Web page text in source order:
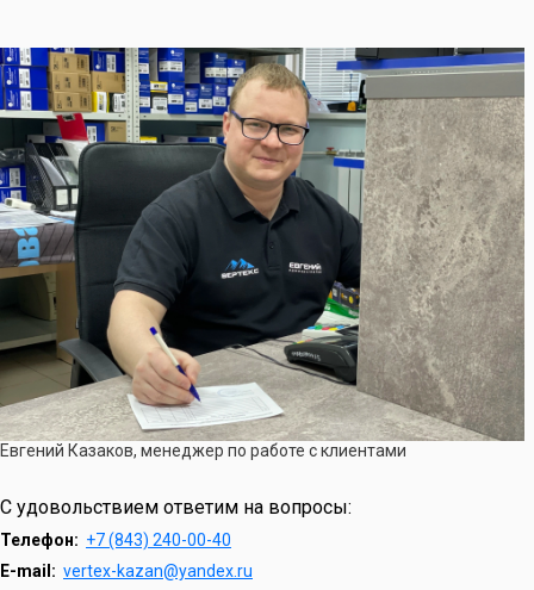
Евгений Казаков, менеджер по работе с клиентами
С удовольствием ответим на вопросы:
Телефон: +7 (843) 240-00-40
E-mail: vertex-kazan@yandex.ru